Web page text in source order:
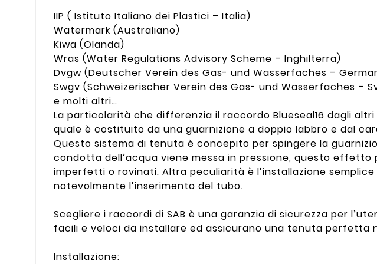
IIP ( Istituto Italiano dei Plastici – Italia)
Watermark (Australiano)
Kiwa (Olanda)
Wras (Water Regulations Advisory Scheme – Inghilterra)
Dvgw (Deutscher Verein des Gas- und Wasserfaches –
Swgv (Schweizerischer Verein des Gas- und Wasserfaches –
e molti altri…
La particolarità che differenzia il raccordo Blueseal16 dagli
quale è costituito da una guarnizione a doppio labbro e dal
Questo sistema di tenuta è concepito per spingere la
condotta dell’acqua viene messa in pressione, questo
imperfetti o rovinati. Altra peculiarità è l’installazione
notevolmente l’inserimento del tubo.
Scegliere i raccordi di SAB è una garanzia di sicurezza per
facili e veloci da installare ed assicurano una tenuta perfetta
Installazione: